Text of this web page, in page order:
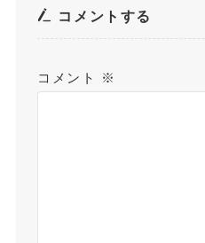
コメントする
コメント ※